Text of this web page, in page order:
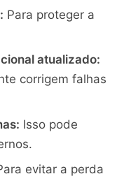
Para proteger a
atualizado:
corrigem falhas
Isso pode
evitar a perda